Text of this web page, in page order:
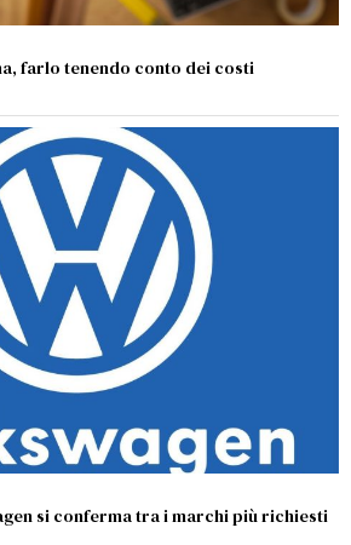
farlo tenendo conto dei costi
si conferma tra i marchi più richiesti